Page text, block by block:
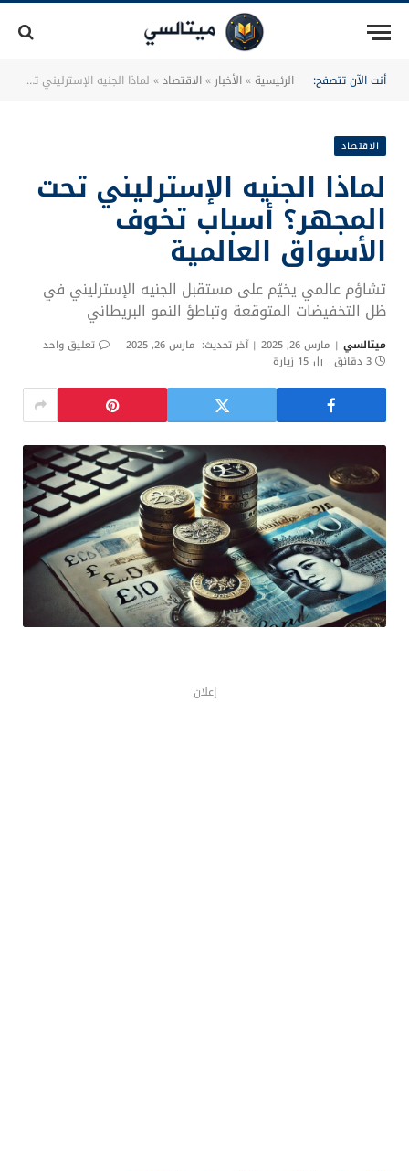
أنت الآن تتصفح: الرئيسية»الأخبار »الاقتصاد» لماذا الجنيه الإسترليني تحت المجهر؟ أسباب تخوف الأسواق العالمية
الاقتصاد
لماذا الجنيه الإسترليني تحت
المجهر؟ أسباب تخوف
الأسواق العالمية
تشاؤم عالمي يخيّم على مستقبل الجنيه الإسترليني في
ظل التخفيضات المتوقعة وتباطؤ النمو البريطاني
ميتالسي مارس 26, 2025 آخر تحديث: مارس 26, 2025
تعليق واحد
3 دقائق
15 زيارة
إعلان